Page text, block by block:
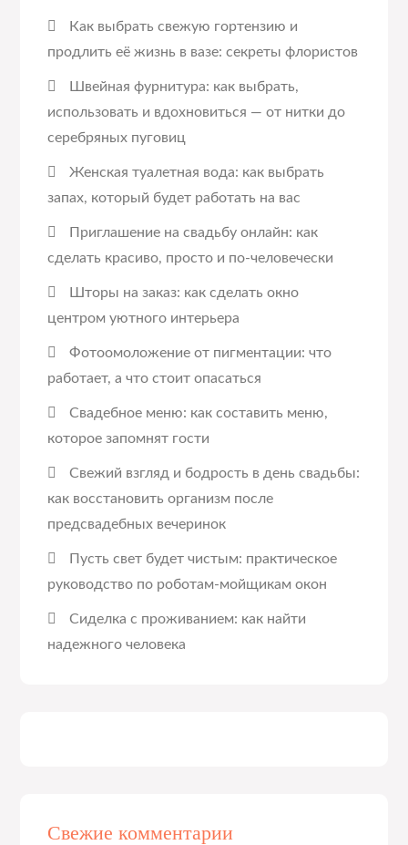
Как выбрать свежую гортензию и
продлить её жизнь в вазе: секреты флористов
Швейная фурнитура: как выбрать,
использовать и вдохновиться — от нитки до
серебряных пуговиц
Женская туалетная вода: как выбрать
запах, который будет работать на вас
Приглашение на свадьбу онлайн: как
сделать красиво, просто и по-человечески
Шторы на заказ: как сделать окно
центром уютного интерьера
Фотоомоложение от пигментации: что
работает, а что стоит опасаться
Свадебное меню: как составить меню,
которое запомнят гости
Свежий взгляд и бодрость в день свадьбы:
как восстановить организм после
предсвадебных вечеринок
Пусть свет будет чистым: практическое
руководство по роботам-мойщикам окон
Сиделка с проживанием: как найти
надежного человека
Свежие комментарии